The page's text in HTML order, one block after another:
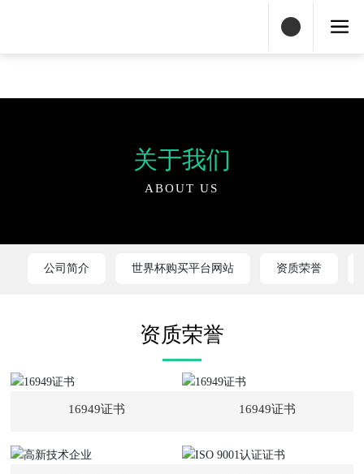
世界杯购买平台网站
关于我们
ABOUT US
公司简介 世界杯购买平台网站 资质荣誉
资质荣誉
16949证书 16949证书